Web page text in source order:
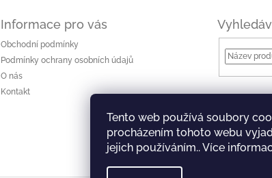
Tento web používá soubory
procházením tohoto webu
jejich používáním.. Více
Informace pro vás
Obchodní podmínky
Podmínky ochrany osobních údajů
O nás
Kontakt